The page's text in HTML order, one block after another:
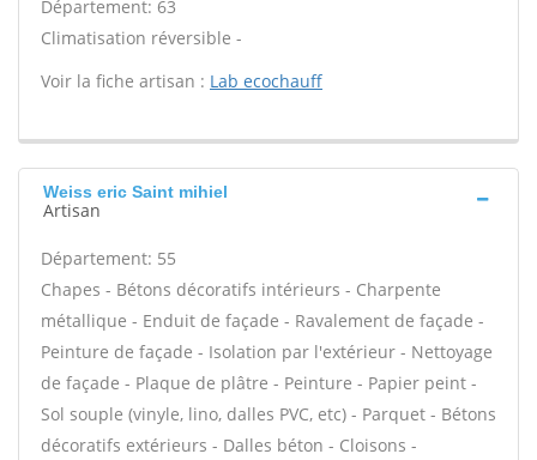
Département: 63
Climatisation réversible -
Voir la fiche artisan : Lab ecochauff
Weiss eric Saint mihiel
Artisan
Département: 55
Chapes - Bétons décoratifs intérieurs - Charpente
métallique - Enduit de façade - Ravalement de façade -
Peinture de façade - Isolation par l'extérieur - Nettoyage
de façade - Plaque de plâtre - Peinture - Papier peint -
Sol souple (vinyle, lino, dalles PVC, etc) - Parquet - Bétons
décoratifs extérieurs - Dalles béton - Cloisons -